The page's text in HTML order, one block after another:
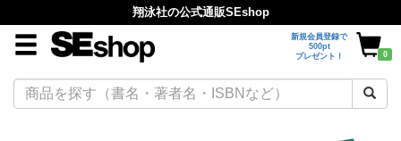
翔泳社の公式通販SEshop
新規会員登録で
500pt
プレゼント！
0